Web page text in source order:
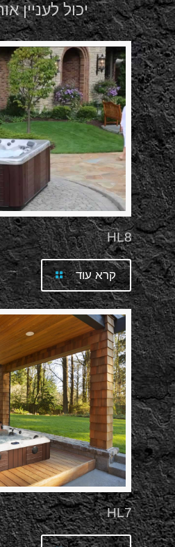
יכול לעניין
HL8
קרא עוד
HL7